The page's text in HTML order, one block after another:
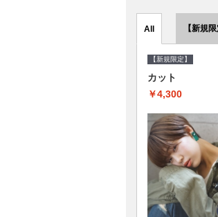
All 【新規限
【新規限定】
カット
￥4,300